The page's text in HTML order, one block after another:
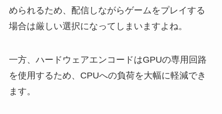
められるため、配信しながらゲームをプレイする
場合は厳しい選択になってしまいますよね。
一方、ハードウェアエンコードはGPUの専用回路
を使用するため、CPUへの負荷を大幅に軽減でき
ます。